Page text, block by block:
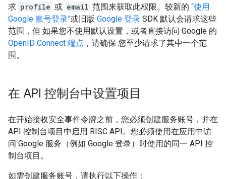
求 profile 或 email 范围来获取此权限。较新的 “使用
Google 账号登录”或旧版 Google 登录 SDK 默认会请求这些
范围，但 如果您不使用默认设置，或者直接访问 Google 的
OpenID Connect 端点 ，请确保 您至少请求了其中一个范
围。
在 API 控制台中设置项目
在开始接收安全事件令牌之前，您必须创建服务账号，并在
API 控制台项目中启用 RISC API。您必须使用在应用中访
问 Google 服务（例如 Google 登录）时使用的同一 API 控
制台项目。
如需创建服务账号，请执行以下操作：